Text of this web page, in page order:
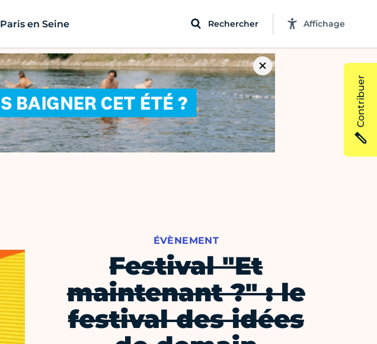
Paris en Seine Rechercher Affichage
ÉVÈNEMENT
Festival "Et
maintenant ?" : le
festival des idées
Contribuer